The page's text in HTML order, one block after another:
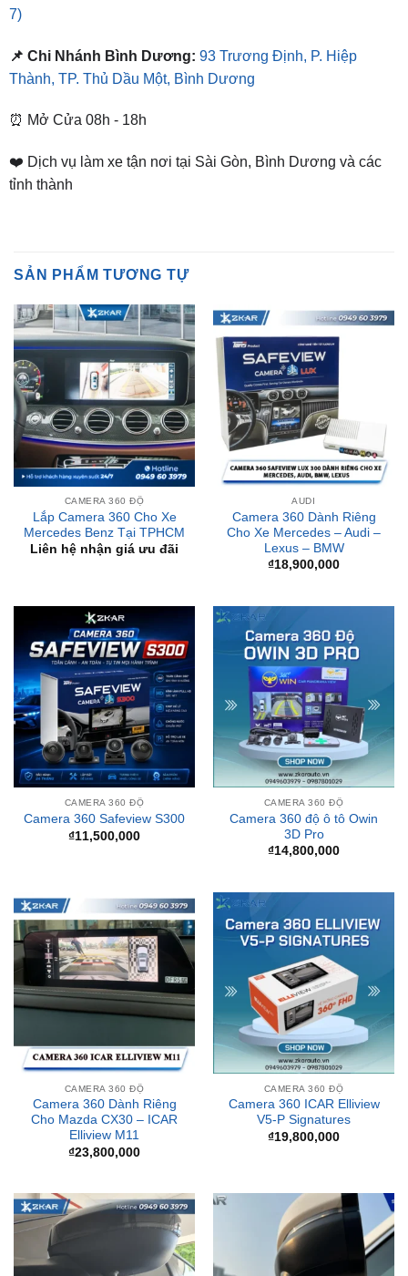
📌 Chi Nhánh Bình Dương:
⏰ Mở Cửa 08h - 18h
❤️ Dịch vụ làm xe tận nơi tại Sài Gòn, Bình Dương và các
CAMERA 360 ĐỘ
Lắp Camera 360 Cho Xe
Mercedes Benz Tại TPHCM
Liên hệ nhận giá ưu đãi
Camera 360 Dành Riêng
Cho Xe Mercedes – Audi –
Lexus – BMW
₫18,900,000
CAMERA 360 ĐỘ
Camera 360 Safeview S300
₫11,500,000
CAMERA 360 ĐỘ
Camera 360 độ ô tô Owin
3D Pro
₫14,800,000
Camera 360 Dành Riêng
Cho Mazda CX30 – ICAR
Elliview M11
₫23,800,000
CAMERA 360 ĐỘ
Camera 360 ICAR Elliview
V5-P Signatures
₫19,800,000